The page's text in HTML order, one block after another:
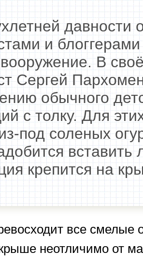
давности
и
В
Сергей
обычного
с толку. Для
под соленых
крепится на
все смелые
неотличимо от